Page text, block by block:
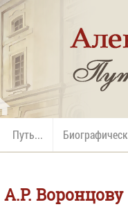
Путь...
А.Р. Воронцову